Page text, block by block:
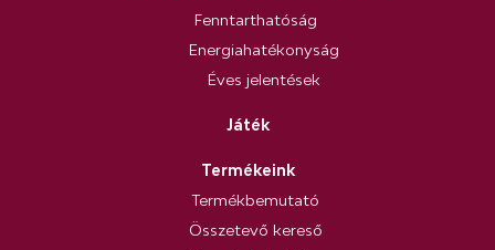
Fenntarthatóság
Energiahatékonyság
Éves jelentések
Játék
Termékeink
Termékbemutató
Összetevő kereső